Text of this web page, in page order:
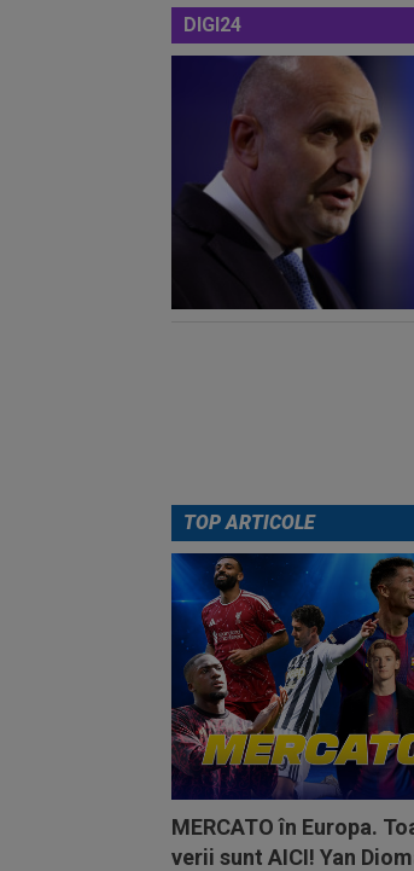
DIGI24
TOP ARTICOLE
MERCATO în Europa.
verii sunt AICI! Yan